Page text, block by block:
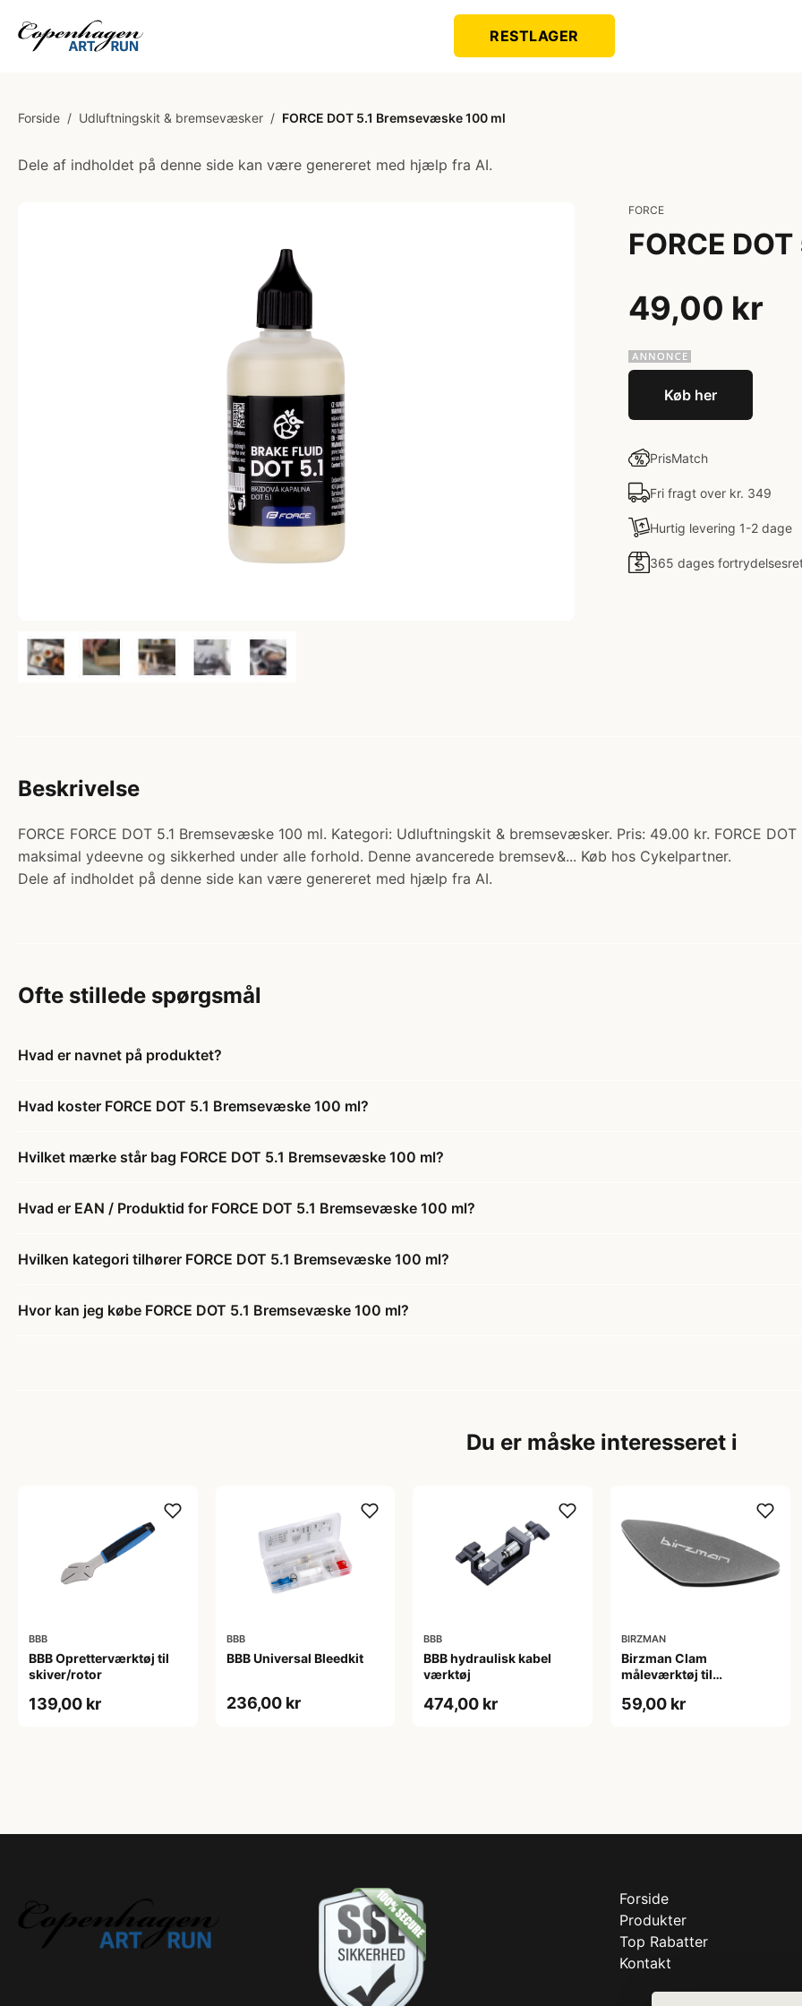
RESTLAGER
Forside / Udluftningskit & bremsevæsker / FORCE DOT 5.1 Bremsevæske 100 ml
Dele af indholdet på denne side kan være genereret med hjælp fra AI.
FORCE
FORCE
49,00 kr
Køb her
PrisMatch
Fri fragt over kr. 349
Hurtig levering 1-2 dage
365 dages
Beskrivelse
FORCE FORCE DOT 5.1 Bremsevæske 100 ml. Kategori: Udluftningskit & bremsevæsker. Pris: 49.00 kr. FORCE
maksimal ydeevne og sikkerhed under alle forhold. Denne avancerede bremsev&... Køb hos Cykelpartner.
Dele af indholdet på denne side kan være genereret med hjælp fra AI.
Ofte stillede spørgsmål
Hvad er navnet på produktet?
Hvad koster FORCE DOT 5.1 Bremsevæske 100 ml?
Hvilket mærke står bag FORCE DOT 5.1 Bremsevæske 100 ml?
Hvad er EAN / Produktid for FORCE DOT 5.1 Bremsevæske 100 ml?
Hvilken kategori tilhører FORCE DOT 5.1 Bremsevæske 100 ml?
Hvor kan jeg købe FORCE DOT 5.1 Bremsevæske 100 ml?
Du er måske interesseret i
BBB
BBB Opretterværktøj til
skiver/rotor
139,00 kr
BBB
BBB Universal Bleedkit
236,00 kr
BBB
BBB hydraulisk kabel
værktøj
474,00 kr
BIRZMAN
Birzman Clam
måleværktøj til
59,00 kr
Forside
Produkter
Top Rabatter
Kontakt